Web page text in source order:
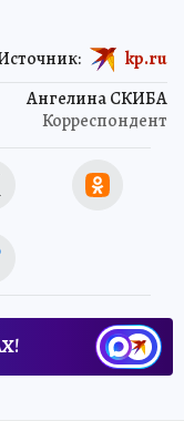
Ангелина СКИБА
Корреспондент
kp.ru